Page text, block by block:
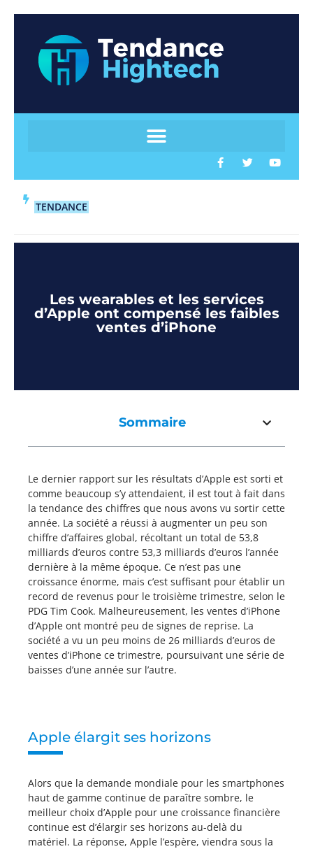
TENDANCE
Les wearables et les services
d’Apple ont compensé les faibles
ventes d’iPhone
Sommaire
Le dernier rapport sur les résultats d’Apple est sorti et
comme beaucoup s’y attendaient, il est tout à fait dans
la tendance des chiffres que nous avons vu sortir cette
année. La société a réussi à augmenter un peu son
chiffre d’affaires global, récoltant un total de 53,8
milliards d’euros contre 53,3 milliards d’euros l’année
dernière à la même époque. Ce n’est pas une
croissance énorme, mais c’est suffisant pour établir un
record de revenus pour le troisième trimestre, selon le
PDG Tim Cook. Malheureusement, les ventes d’iPhone
d’Apple ont montré peu de signes de reprise. La
société a vu un peu moins de 26 milliards d’euros de
ventes d’iPhone ce trimestre, poursuivant une série de
baisses d’une année sur l’autre.
Apple élargit ses horizons
Alors que la demande mondiale pour les smartphones
haut de gamme continue de paraître sombre, le
meilleur choix d’Apple pour une croissance financière
continue est d’élargir ses horizons au-delà du
matériel. La réponse, Apple l’espère, viendra sous la